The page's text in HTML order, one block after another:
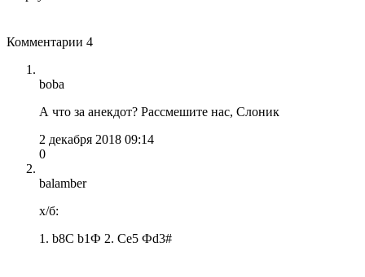
Комментарии 4
boba
А что за анекдот? Рассмешите нас, Слоник
2 декабря 2018 09:14
0
balamber
х/б:
1. b8C b1Ф 2. Ce5 Фd3#